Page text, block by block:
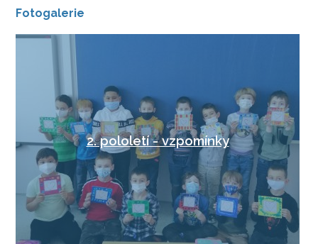
Fotogalerie
2. pololetí - vzpomínky